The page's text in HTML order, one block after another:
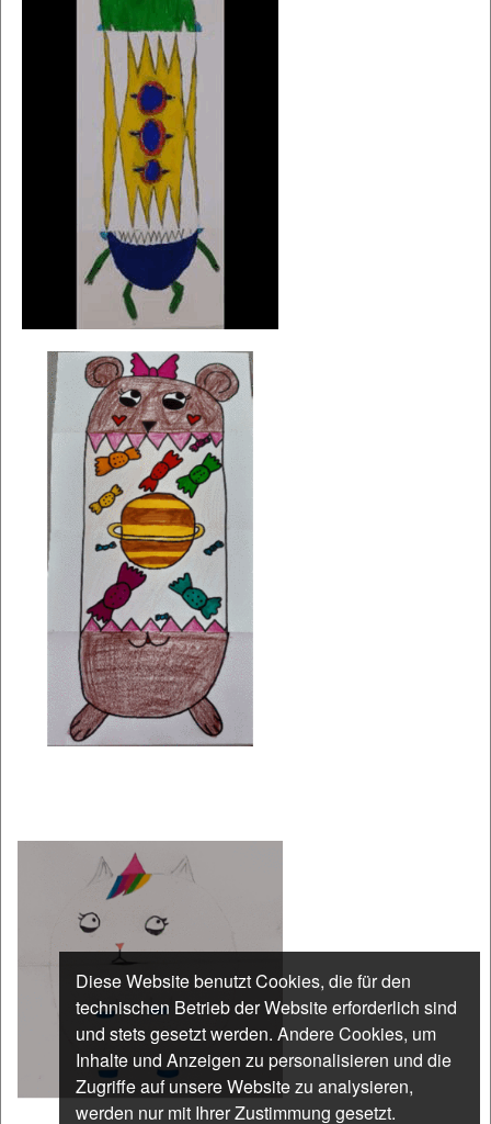
Diese Website benutzt Cookies, die für den
technischen Betrieb der Website erforderlich sind
und stets gesetzt werden. Andere Cookies, um
Inhalte und Anzeigen zu personalisieren und die
Zugriffe auf unsere Website zu analysieren,
werden nur mit Ihrer Zustimmung gesetzt.